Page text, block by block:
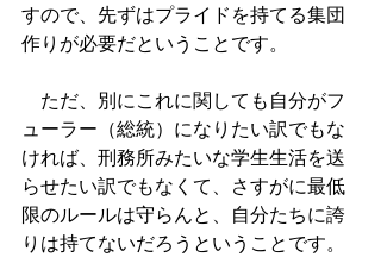
すので、先ずはプライドを持てる集団
作りが必要だということです。
ただ、別にこれに関しても自分がフ
ューラー（総統）になりたい訳でもな
ければ、刑務所みたいな学生生活を送
らせたい訳でもなくて、さすがに最低
限のルールは守らんと、自分たちに誇
りは持てないだろうということです。